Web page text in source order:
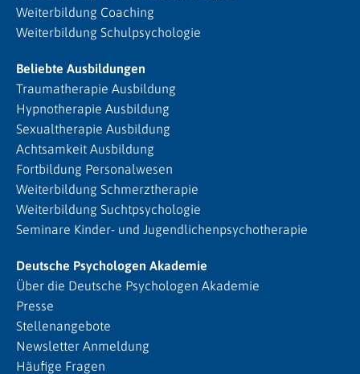
Weiterbildung Coaching
Weiterbildung Schulpsychologie
Beliebte Ausbildungen
Traumatherapie Ausbildung
Hypnotherapie Ausbildung
Sexualtherapie Ausbildung
Achtsamkeit Ausbildung
Fortbildung Personalwesen
Weiterbildung Schmerztherapie
Weiterbildung Suchtpsychologie
Seminare Kinder- und Jugendlichenpsychotherapie
Deutsche Psychologen Akademie
Über die Deutsche Psychologen Akademie
Presse
Stellenangebote
Newsletter Anmeldung
Häufige Fragen